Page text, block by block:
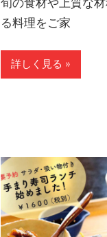
る料理をご家
詳しく見る